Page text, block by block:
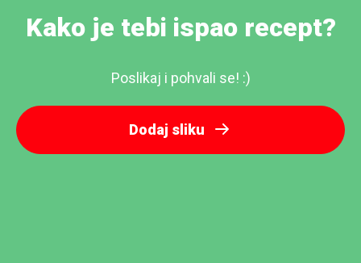
Kako je tebi ispao recept?
Poslikaj i pohvali se! :)
Dodaj sliku